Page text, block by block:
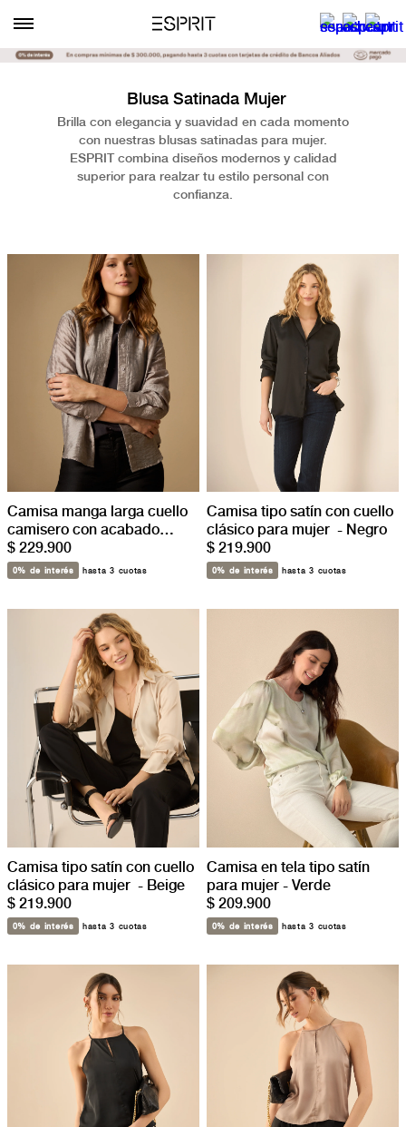
Blusa Satinada Mujer
Brilla con elegancia y suavidad en cada momento
con nuestras blusas satinadas para mujer.
ESPRIT combina diseños modernos y calidad
superior para realzar tu estilo personal con
confianza.
Camisa manga larga cuello
camisero con acabado
satinado - Gris
$ 229.900
0% de interés hasta 3 cuotas
Camisa tipo satín con cuello
clásico para mujer - Negro
$ 219.900
0% de interés hasta 3 cuotas
Camisa tipo satín con cuello
clásico para mujer - Beige
$ 219.900
0% de interés hasta 3 cuotas
Camisa en tela tipo satín
para mujer - Verde
$ 209.900
0% de interés hasta 3 cuotas